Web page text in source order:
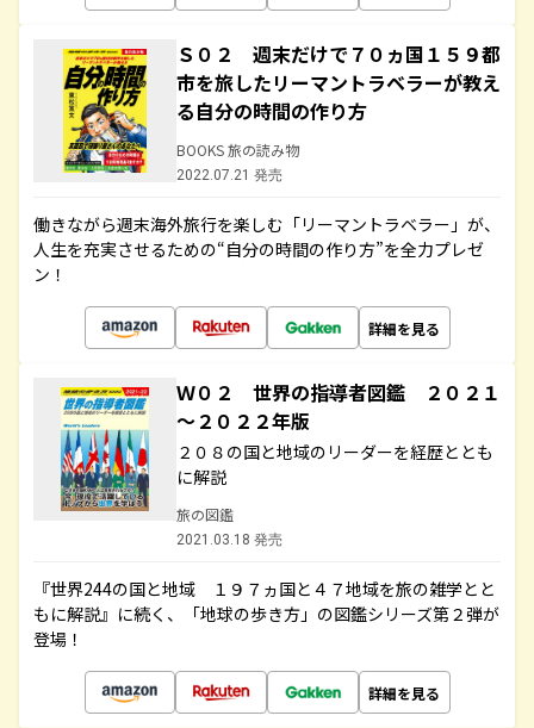
Ｓ０２ 週末だけで７０ヵ国１５９都
市を旅したリーマントラベラーが教え
る自分の時間の作り方
BOOKS 旅の読み物
2022.07.21 発売
働きながら週末海外旅行を楽しむ「リーマントラベラー」が、
人生を充実させるための“自分の時間の作り方”を全力プレゼ
ン！
詳細を見る
Ｗ０２ 世界の指導者図鑑 ２０２１
～２０２２年版
２０８の国と地域のリーダーを経歴ととも
に解説
旅の図鑑
2021.03.18 発売
『世界244の国と地域 １９７ヵ国と４７地域を旅の雑学とと
もに解説』に続く、「地球の歩き方」の図鑑シリーズ第２弾が
登場！
詳細を見る